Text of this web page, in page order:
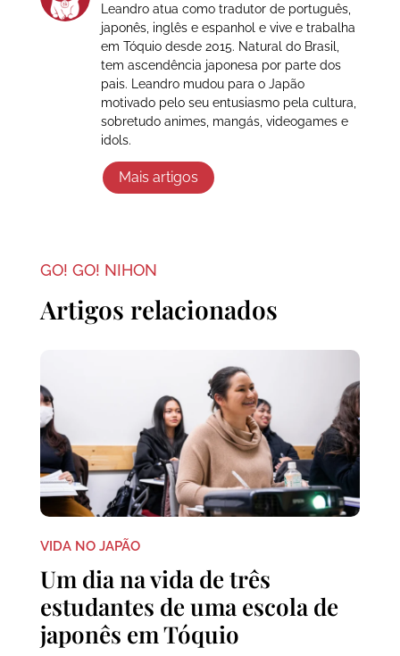
Leandro atua como tradutor de português,
japonês, inglês e espanhol e vive e trabalha
em Tóquio desde 2015. Natural do Brasil,
tem ascendência japonesa por parte dos
pais. Leandro mudou para o Japão
motivado pelo seu entusiasmo pela cultura,
sobretudo animes, mangás, videogames e
idols.
Mais artigos
GO! GO! NIHON
Artigos relacionados
VIDA NO JAPÃO
Um dia na vida de três
estudantes de uma escola de
japonês em Tóquio